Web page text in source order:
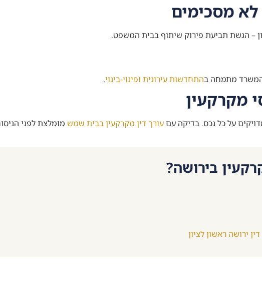
לא מסכימים
– הגשת תביעת פירוק שיתוף בבית המשפט.
המשרד מתמחה בהתחדשות עירונית ופינוי-בינוי.
מקרקעין
על כל נכס. בדיקה עםעורך דין מקרקעין בבית שמש מומלצת לפני
בירושה?
ירושה ראשון לציון